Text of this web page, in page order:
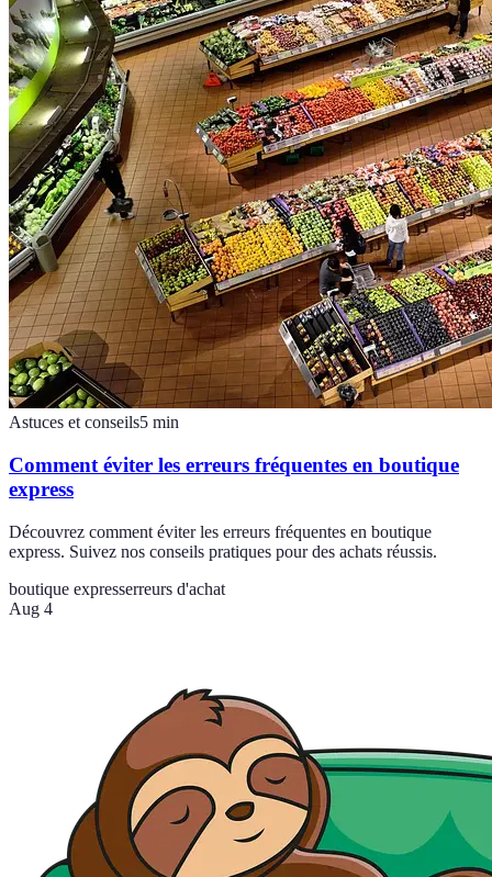
Astuces et conseils5 min
Comment éviter les erreurs fréquentes en boutique
express
Découvrez comment éviter les erreurs fréquentes en boutique
express. Suivez nos conseils pratiques pour des achats réussis.
boutique expresserreurs d'achat
Aug 4